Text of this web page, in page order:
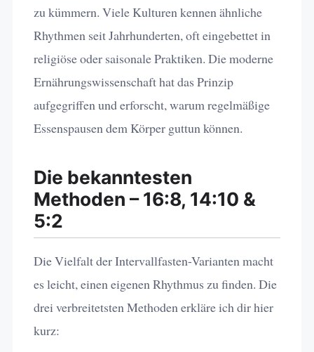
zu kümmern. Viele Kulturen kennen ähnliche
Rhythmen seit Jahrhunderten, oft eingebettet in
religiöse oder saisonale Praktiken. Die moderne
Ernährungswissenschaft hat das Prinzip
aufgegriffen und erforscht, warum regelmäßige
Essenspausen dem Körper guttun können.
Die bekanntesten
Methoden – 16:8, 14:10 &
5:2
Die Vielfalt der Intervallfasten-Varianten macht
es leicht, einen eigenen Rhythmus zu finden. Die
drei verbreitetsten Methoden erkläre ich dir hier
kurz: